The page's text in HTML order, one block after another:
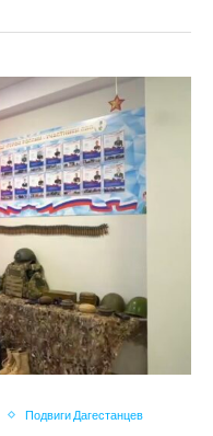
Подвиги Дагестанцев